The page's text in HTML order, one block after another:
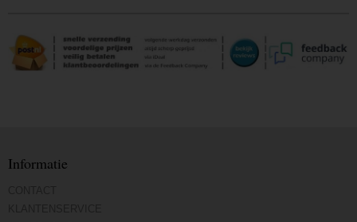
Informatie